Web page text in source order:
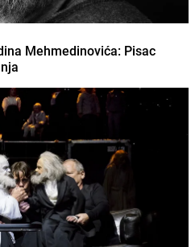
Mehmedinovića: Pisac